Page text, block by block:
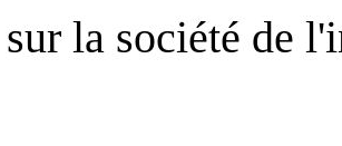
la société de